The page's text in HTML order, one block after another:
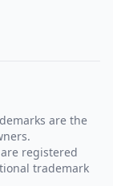
are the
registered
trademark